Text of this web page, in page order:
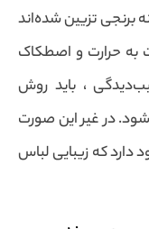
تزیین شده‌اند
به حرارت و اصطکاک
، باید روش
در غیر این صورت
دارد که زیبایی لباس